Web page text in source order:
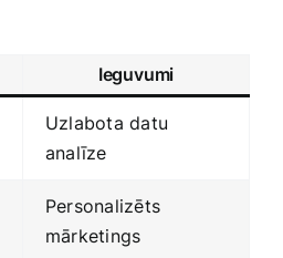
Ieguvumi
Uzlabota ‍datu
analīze
Personalizēts
mārketings